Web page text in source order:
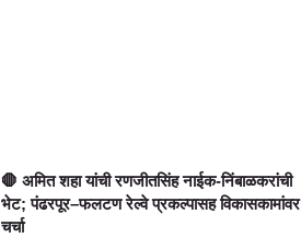
🛑 अमित शहा यांची रणजीतसिंह नाईक-निंबाळकरांची
भेट; पंढरपूर–फलटण रेल्वे प्रकल्पासह विकासकामांवर
चर्चा